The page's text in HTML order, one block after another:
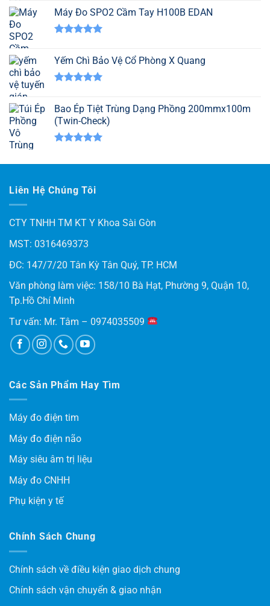
5 sao
Máy Đo SPO2 Cầm Tay H100B EDAN
5 sao
Yếm Chì Bảo Vệ Cổ Phòng X Quang
5 sao
Bao Ép Tiệt Trùng Dạng Phồng 200mmx100m
(Twin-Check)
Liên Hệ Chúng Tôi
CTY TNHH TM KT Y Khoa Sài Gòn
MST: 0316469373
ĐC: 147/7/20 Tân Kỳ Tân Quý, TP. HCM
Văn phòng làm việc: 158/10 Bà Hạt, Phường 9, Quận 10,
Tp.Hồ Chí Minh
Tư vấn: Mr. Tâm – 0974035509
Các Sản Phẩm Hay Tìm
Máy đo điện tim
Máy đo điện não
Máy siêu âm trị liệu
Máy đo CNHH
Phụ kiện y tế
Chính Sách Chung
Chính sách về điều kiện giao dịch chung
Chính sách vận chuyển & giao nhận